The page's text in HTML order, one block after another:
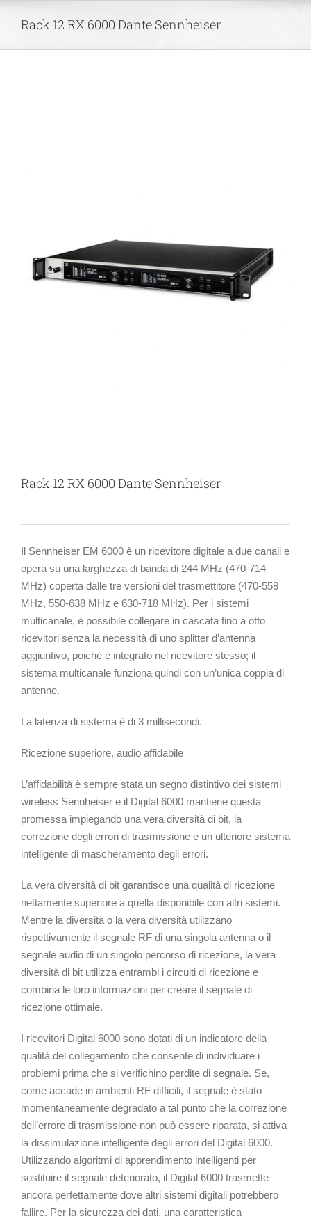
Rack 12 RX 6000 Dante Sennheiser
Rack 12 RX 6000 Dante Sennheiser
Il Sennheiser EM 6000 è un ricevitore digitale a due canali e
opera su una larghezza di banda di 244 MHz (470-714
MHz) coperta dalle tre versioni del trasmettitore (470-558
MHz, 550-638 MHz e 630-718 MHz). Per i sistemi
multicanale, è possibile collegare in cascata fino a otto
ricevitori senza la necessità di uno splitter d’antenna
aggiuntivo, poiché è integrato nel ricevitore stesso; il
sistema multicanale funziona quindi con un’unica coppia di
antenne.
La latenza di sistema è di 3 millisecondi.
Ricezione superiore, audio affidabile
L’affidabilità è sempre stata un segno distintivo dei sistemi
wireless Sennheiser e il Digital 6000 mantiene questa
promessa impiegando una vera diversità di bit, la
correzione degli errori di trasmissione e un ulteriore sistema
intelligente di mascheramento degli errori.
La vera diversità di bit garantisce una qualità di ricezione
nettamente superiore a quella disponibile con altri sistemi.
Mentre la diversità o la vera diversità utilizzano
rispettivamente il segnale RF di una singola antenna o il
segnale audio di un singolo percorso di ricezione, la vera
diversità di bit utilizza entrambi i circuiti di ricezione e
combina le loro informazioni per creare il segnale di
ricezione ottimale.
I ricevitori Digital 6000 sono dotati di un indicatore della
qualità del collegamento che consente di individuare i
problemi prima che si verifichino perdite di segnale. Se,
come accade in ambienti RF difficili, il segnale è stato
momentaneamente degradato a tal punto che la correzione
dell’errore di trasmissione non può essere riparata, si attiva
la dissimulazione intelligente degli errori del Digital 6000.
Utilizzando algoritmi di apprendimento intelligenti per
sostituire il segnale deteriorato, il Digital 6000 trasmette
ancora perfettamente dove altri sistemi digitali potrebbero
fallire. Per la sicurezza dei dati, una caratteristica